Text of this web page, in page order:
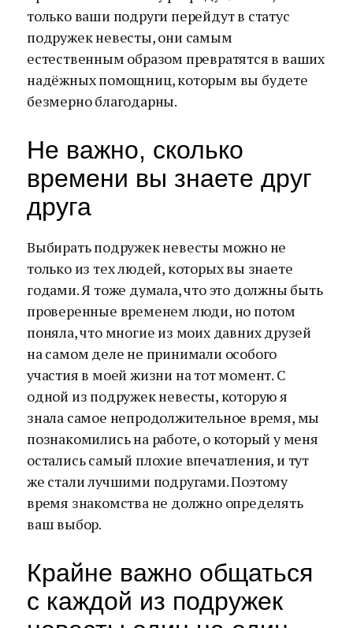
только ваши подруги перейдут в статус
подружек невесты, они самым
естественным образом превратятся в ваших
надёжных помощниц, которым вы будете
безмерно благодарны.
Не важно, сколько
времени вы знаете друг
друга
Выбирать подружек невесты можно не
только из тех людей, которых вы знаете
годами. Я тоже думала, что это должны быть
проверенные временем люди, но потом
поняла, что многие из моих давних друзей
на самом деле не принимали особого
участия в моей жизни на тот момент. С
одной из подружек невесты, которую я
знала самое непродолжительное время, мы
познакомились на работе, о который у меня
остались самый плохие впечатления, и тут
же стали лучшими подругами. Поэтому
время знакомства не должно определять
ваш выбор.
Крайне важно общаться
с каждой из подружек